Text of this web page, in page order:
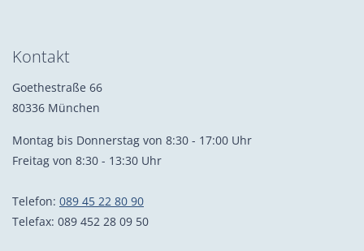
Kontakt
Goethestraße 66
80336 München
Montag bis Donnerstag von 8:30 - 17:00 Uhr
Freitag von 8:30 - 13:30 Uhr
Telefon: 089 45 22 80 90
Telefax: 089 452 28 09 50